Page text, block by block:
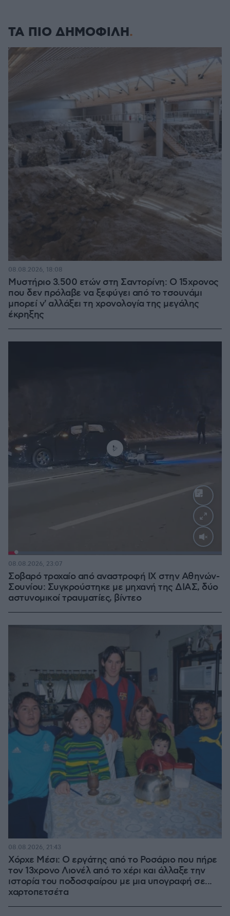
ΤΑ ΠΙΟ ΔΗΜΟΦΙΛΗ
Μυστήριο 3.500 ετών στη Σαντορίνη: Ο 15χρονος
που δεν πρόλαβε να ξεφύγει από το τσουνάμι
μπορεί ν' αλλάξει τη χρονολογία της μεγάλης
έκρηξης
08.08.2026, 18:08
Σοβαρό τροχαίο από αναστροφή ΙΧ στην Αθηνών-
Σουνίου: Συγκρούστηκε με μηχανή της ΔΙΑΣ, δύο
αστυνομικοί τραυματίες, βίντεο
08.08.2026, 23:07
Χόρχε Μέσι: Ο εργάτης από το Ροσάριο που πήρε
τον 13χρονο Λιονέλ από το χέρι και άλλαξε την
ιστορία του ποδοσφαίρου με μια υπογραφή σε...
χαρτοπετσέτα
08.08.2026, 21:43